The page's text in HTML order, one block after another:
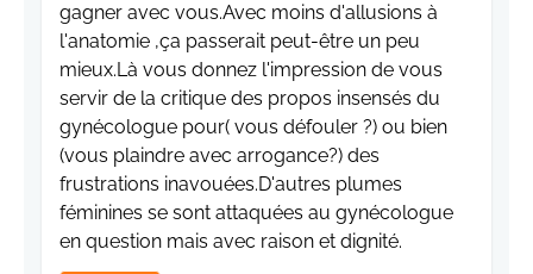
gagner avec vous.Avec moins d'allusions à
l'anatomie ,ça passerait peut-être un peu
mieux.Là vous donnez l'impression de vous
servir de la critique des propos insensés du
gynécologue pour( vous défouler ?) ou bien
(vous plaindre avec arrogance?) des
frustrations inavouées.D'autres plumes
féminines se sont attaquées au gynécologue
en question mais avec raison et dignité.